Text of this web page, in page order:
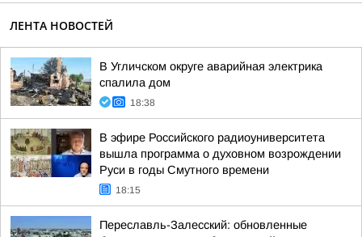
ЛЕНТА НОВОСТЕЙ
В Угличском округе аварийная электрика
спалила дом
18:38
В эфире Российского радиоуниверситета
вышла программа о духовном возрождении
Руси в годы Смутного времени
18:15
Переславль-Залесский: обновленные